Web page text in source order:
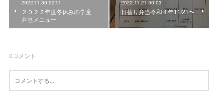
2022.11.30 02:11
２０２２年度冬休みの学童
弁当メニュー
2022.11.21 00:03
日替り弁当令和４年11/21〜
0コメント